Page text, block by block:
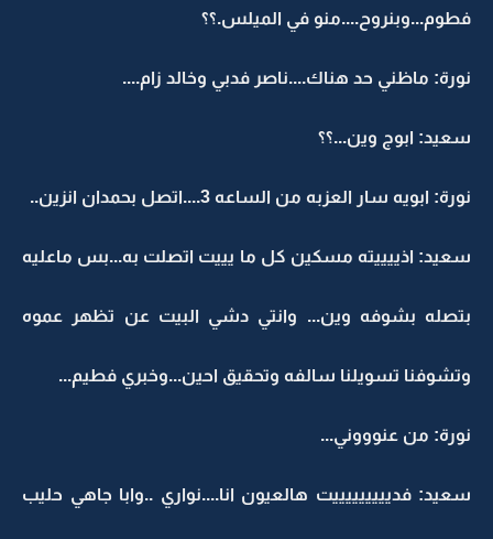
فطوم...وبنروح....منو في الميلس.؟؟
نورة: ماظني حد هناك....ناصر فدبي وخالد زام....
سعيد: ابوج وين...؟؟
نورة: ابويه سار العزبه من الساعه 3....اتصل بحمدان انزين..
سعيد: اذييييته مسكين كل ما يييت اتصلت به...بس ماعليه
بتصله بشوفه وين... وانتي دشي البيت عن تظهر عموه
وتشوفنا تسويلنا سالفه وتحقيق احين...وخبري فطيم...
نورة: من عنوووني...
سعيد: فديييييييييت هالعيون انا....نواري ..وابا جاهي حليب